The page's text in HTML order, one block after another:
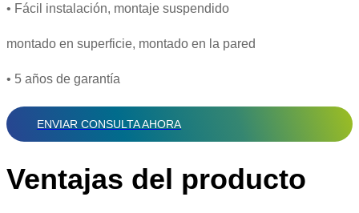
• Fácil instalación, montaje suspendido
montado en superficie, montado en la pared
• 5 años de garantía
ENVIAR CONSULTA AHORA
Ventajas del producto